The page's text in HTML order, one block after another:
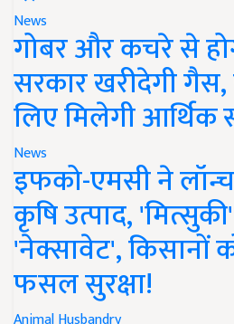
News
गोबर और कचरे से
सरकार खरीदेगी
लिए मिलेगी आर्थिक
News
इफको-एमसी ने
कृषि उत्पाद,
'नेक्सावेट', किसानों
फसल सुरक्षा!